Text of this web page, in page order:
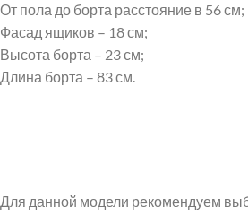
От пола до борта расстояние в 56 см;
Фасад ящиков – 18 см;
Высота борта – 23 см;
Длина борта – 83 см.
Для данной модели рекомендуем